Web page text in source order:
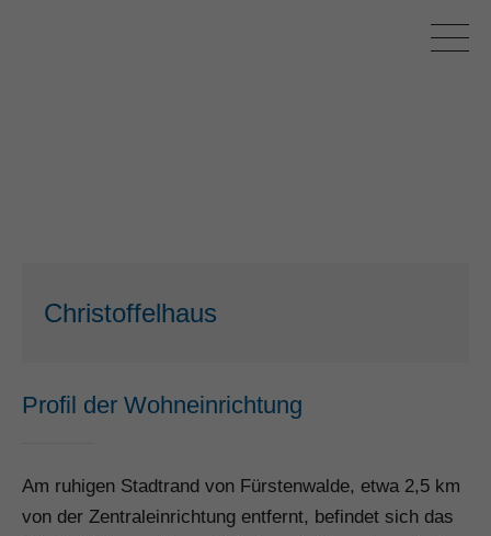
Christoffelhaus
Profil der Wohneinrichtung
Am ruhigen Stadtrand von Fürstenwalde, etwa 2,5 km
von der Zentraleinrichtung entfernt, befindet sich das